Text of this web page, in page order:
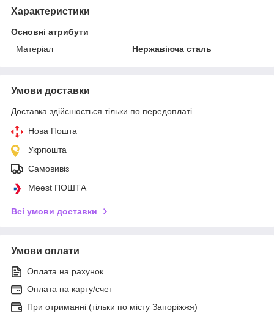
Характеристики
Основні атрибути
Матеріал
Нержавіюча сталь
Умови доставки
Доставка здійснюється тільки по передоплаті.
Нова Пошта
Укрпошта
Самовивіз
Meest ПОШТА
Всі умови доставки
Умови оплати
Оплата на рахунок
Оплата на карту/счет
При отриманні (тільки по місту Запоріжжя)